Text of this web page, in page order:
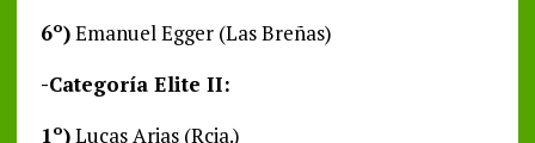
6º)Emanuel Egger (Las Breñas)
-Categoría Elite II:
1º)Lucas Arias (Rcia.)